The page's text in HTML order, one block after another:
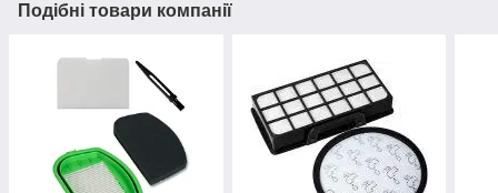
Подібні товари компанії